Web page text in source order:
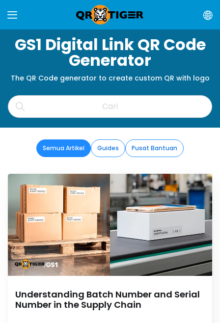
GS1 Digital Link QR Code
Generator
The QR Code generator to create custom QR with logo
Semua Artikel Guides Pusat Bantuan
Understanding Batch Number and Serial
Number in the Supply Chain